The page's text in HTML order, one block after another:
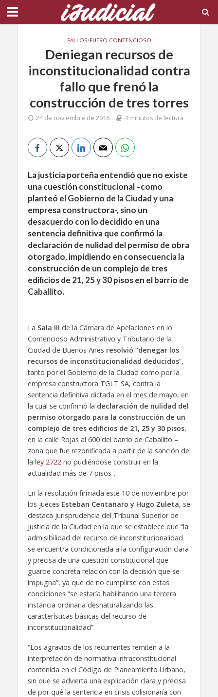
FALLOS•FUERO CONTENCIOSO
Deniegan recursos de
inconstitucionalidad contra
fallo que frenó la
construcción de tres torres
24 de noviembre de 2016 4 minutos de lectura
La justicia porteña entendió que no existe
una cuestión constitucional –como
planteó el Gobierno de la Ciudad y una
empresa constructora-, sino un
desacuerdo con lo decidido en una
sentencia definitiva que confirmó la
declaración de nulidad del permiso de obra
otorgado, impidiendo en consecuencia la
construcción de un complejo de tres
edificios de 21, 25 y 30 pisos en el barrio de
Caballito.
La Sala III de la Cámara de Apelaciones en lo
Contencioso Administrativo y Tributario de la
Ciudad de Buenos Aires resolvió “denegar los
recursos de inconstitucionalidad deducidos”,
tanto por el Gobierno de la Ciudad como por la
empresa constructora TGLT SA, contra la
sentencia definitiva dictada en el mes de mayo, en
la cual se confirmó la declaración de nulidad del
permiso otorgado para la construcción de un
complejo de tres edificios de 21, 25 y 30 pisos,
en la calle Rojas al 600 del barrio de Caballito –
zona que fue rezonificada a partir de la sanción de
la ley 2722no pudiéndose construir en la
actualidad más de 7 pisos-.
En la resolución firmada este 10 de noviembre por
los jueces Esteban Centanaro y Hugo Zuleta, se
destaca jurisprudencia del Tribunal Superior de
Justicia de la Ciudad en la que se establece que “la
admisibilidad del recurso de inconstitucionalidad
se encuentra condicionada a la configuración clara
y precisa de una cuestión constitucional que
guarde concreta relación con la decisión que se
impugna”, ya que de no cumplirse con estas
condiciones “se estaría habilitando una tercera
instancia ordinaria desnaturalizando las
características básicas del recurso de
inconstitucionalidad”.
“Los agravios de los recurrentes remiten a la
interpretación de normativa infraconstitucional
contenida en el Código de Planeamiento Urbano,
sin que se advierta una explicación clara y precisa
de por qué la sentencia en crisis colisionaría con